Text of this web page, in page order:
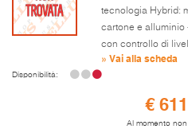
tecnologia Hybrid:
cartone e alluminio
con controllo di
» Vai alla scheda
Disponibilità:
€
Al momento non